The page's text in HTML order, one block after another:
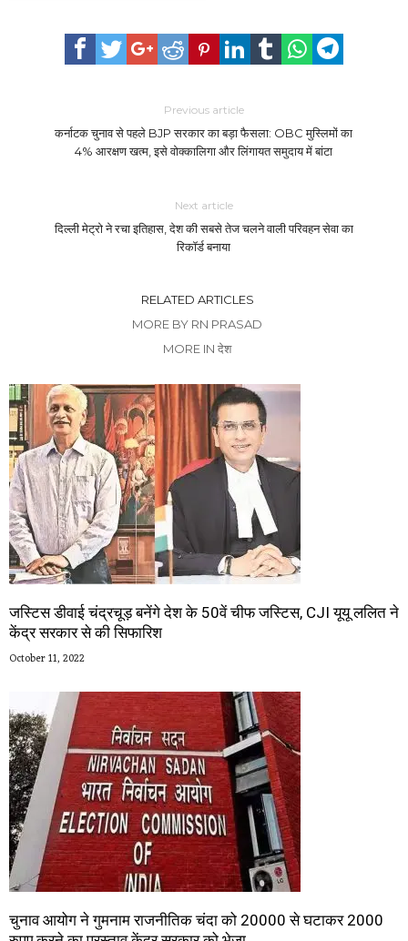
Previous article
कर्नाटक चुनाव से पहले BJP सरकार का बड़ा फैसला: OBC मुस्लिमों का
4% आरक्षण खत्म, इसे वोक्कालिगा और लिंगायत समुदाय में बांटा
Next article
दिल्ली मेट्रो ने रचा इतिहास, देश की सबसे तेज चलने वाली परिवहन सेवा का
रिकॉर्ड बनाया
RELATED ARTICLES
MORE BY RN PRASAD
MORE IN देश
जस्टिस डीवाई चंद्रचूड़ बनेंगे देश के 50वें चीफ जस्टिस, CJI यूयू ललित ने
केंद्र सरकार से की सिफारिश
October 11, 2022
चुनाव आयोग ने गुमनाम राजनीतिक चंदा को 20000 से घटाकर 2000